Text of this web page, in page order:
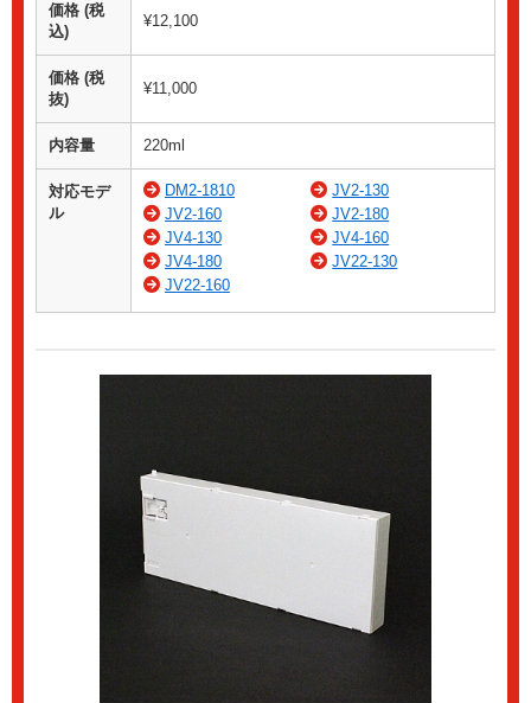
価格 (税
込)
¥12,100
価格 (税
抜)
¥11,000
内容量 220ml
対応モデ
ル
DM2-1810
JV2-130
JV2-160
JV2-180
JV4-130
JV4-160
JV4-180
JV22-130
JV22-160